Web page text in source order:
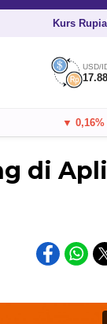
Kurs
USD/
▼ 0,16%
di